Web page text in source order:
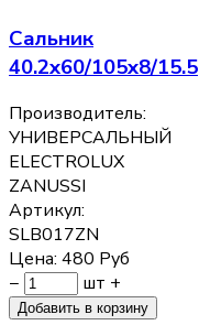
Сальник
40.2x60/105x8/15.5
Производитель:
УНИВЕРСАЛЬНЫЙ
ELECTROLUX
ZANUSSI
Артикул:
SLB017ZN
Цена: 480 Руб
−
шт +